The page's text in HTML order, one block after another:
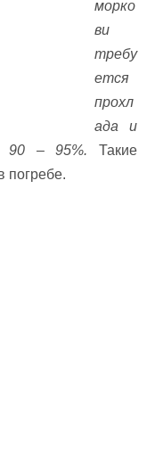
морко
ви
требу
ется
прохл
ада и
90 – 95%. Такие
погребе.